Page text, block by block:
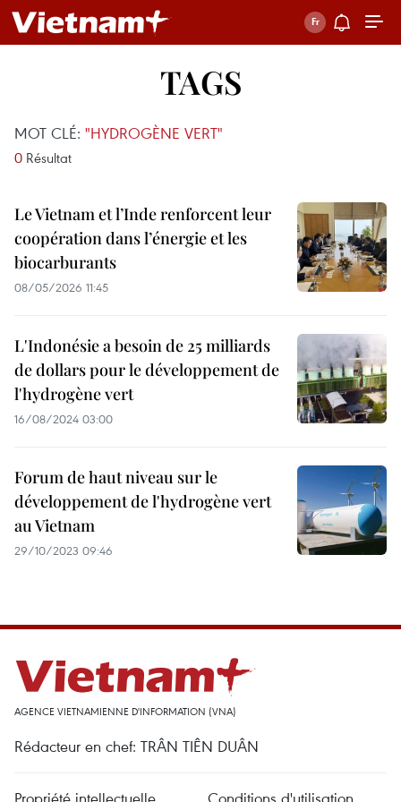
TAGS
MOT CLÉ: "HYDROGÈNE VERT"
0 Résultat
Le Vietnam et l’Inde renforcent leur
coopération dans l’énergie et les
biocarburants
08/05/2026 11:45
L'Indonésie a besoin de 25 milliards
de dollars pour le développement de
l'hydrogène vert
16/08/2024 03:00
Forum de haut niveau sur le
développement de l'hydrogène vert
au Vietnam
29/10/2023 09:46
AGENCE VIETNAMIENNE D'INFORMATION (VNA)
Rédacteur en chef: TRÂN TIÊN DUÂN